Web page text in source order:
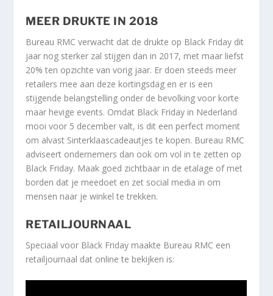
MEER DRUKTE IN 2018
Bureau RMC verwacht dat de drukte op Black Friday dit
jaar nog sterker zal stijgen dan in 2017, met maar liefst
20% ten opzichte van vorig jaar. Er doen steeds meer
retailers mee aan deze kortingsdag en er is een
stijgende belangstelling onder de bevolking voor korte
maar hevige events. Omdat Black Friday in Nederland
mooi voor 5 december valt, is dit een perfect moment
om alvast Sinterklaascadeautjes te kopen. Bureau RMC
adviseert ondernemers dan ook om vol in te zetten op
Black Friday. Maak goed zichtbaar in de etalage of met
borden dat je meedoet en zet social media in om
mensen naar je winkel te trekken.
RETAILJOURNAAL
Speciaal voor Black Friday maakte Bureau RMC een
retailjournaal dat online te bekijken is: